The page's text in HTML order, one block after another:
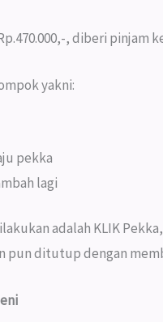
, diberi pinjam
yakni:
pekka
lagi
adalah KLIK
pun ditutup dengan